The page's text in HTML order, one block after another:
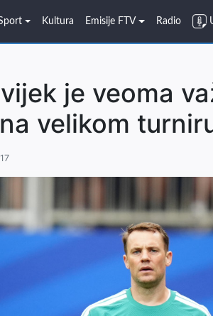
Kultura Emisije FTV Radio
je veoma
velikom